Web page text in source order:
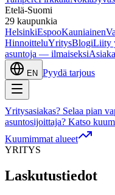
Etelä-Suomi
29 kaupunkia
HelsinkiEspooKauniainen
HinnoitteluYritysBlogiLiity
asuntoja — ilmaiseksi
EN Pyydä tarjous
Yritysasiakas? Selaa pian
asuntosijoittaja? Katso
Kuumimmat alueet
YRITYS
Laskutustiedot